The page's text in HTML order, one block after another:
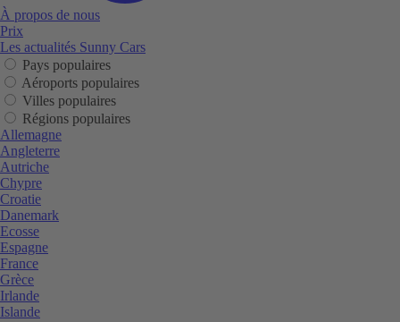
À propos de nous
Prix
Les actualités Sunny Cars
Pays populaires
Aéroports populaires
Villes populaires
Régions populaires
Allemagne
Angleterre
Autriche
Chypre
Croatie
Danemark
Ecosse
Espagne
France
Grèce
Irlande
Islande